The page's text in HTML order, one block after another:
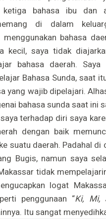
ketiga bahasa ibu dan
di dalam
menggunakan bahasa
kecil, saya tidak
bahasa daerah. Saya
Bahasa Sunda, saat
yang wajib dipelajari.
bahasa sunda saat ini
terhadap diri saya
dengan baik
suatu daerah. Padahal di
Bugis, namun saya
tidak
logat
penggunaan “Ki, Mi,
Itu sangat